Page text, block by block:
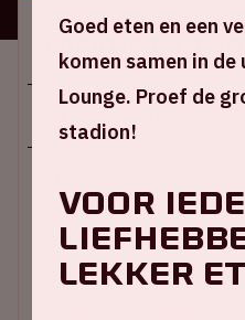
Start wedstrijd: 14:00
Einde wedstrijd: 15:45
Goed eten en een
komen samen in de
Lounge. Proef de
stadion!
Voor
lekker